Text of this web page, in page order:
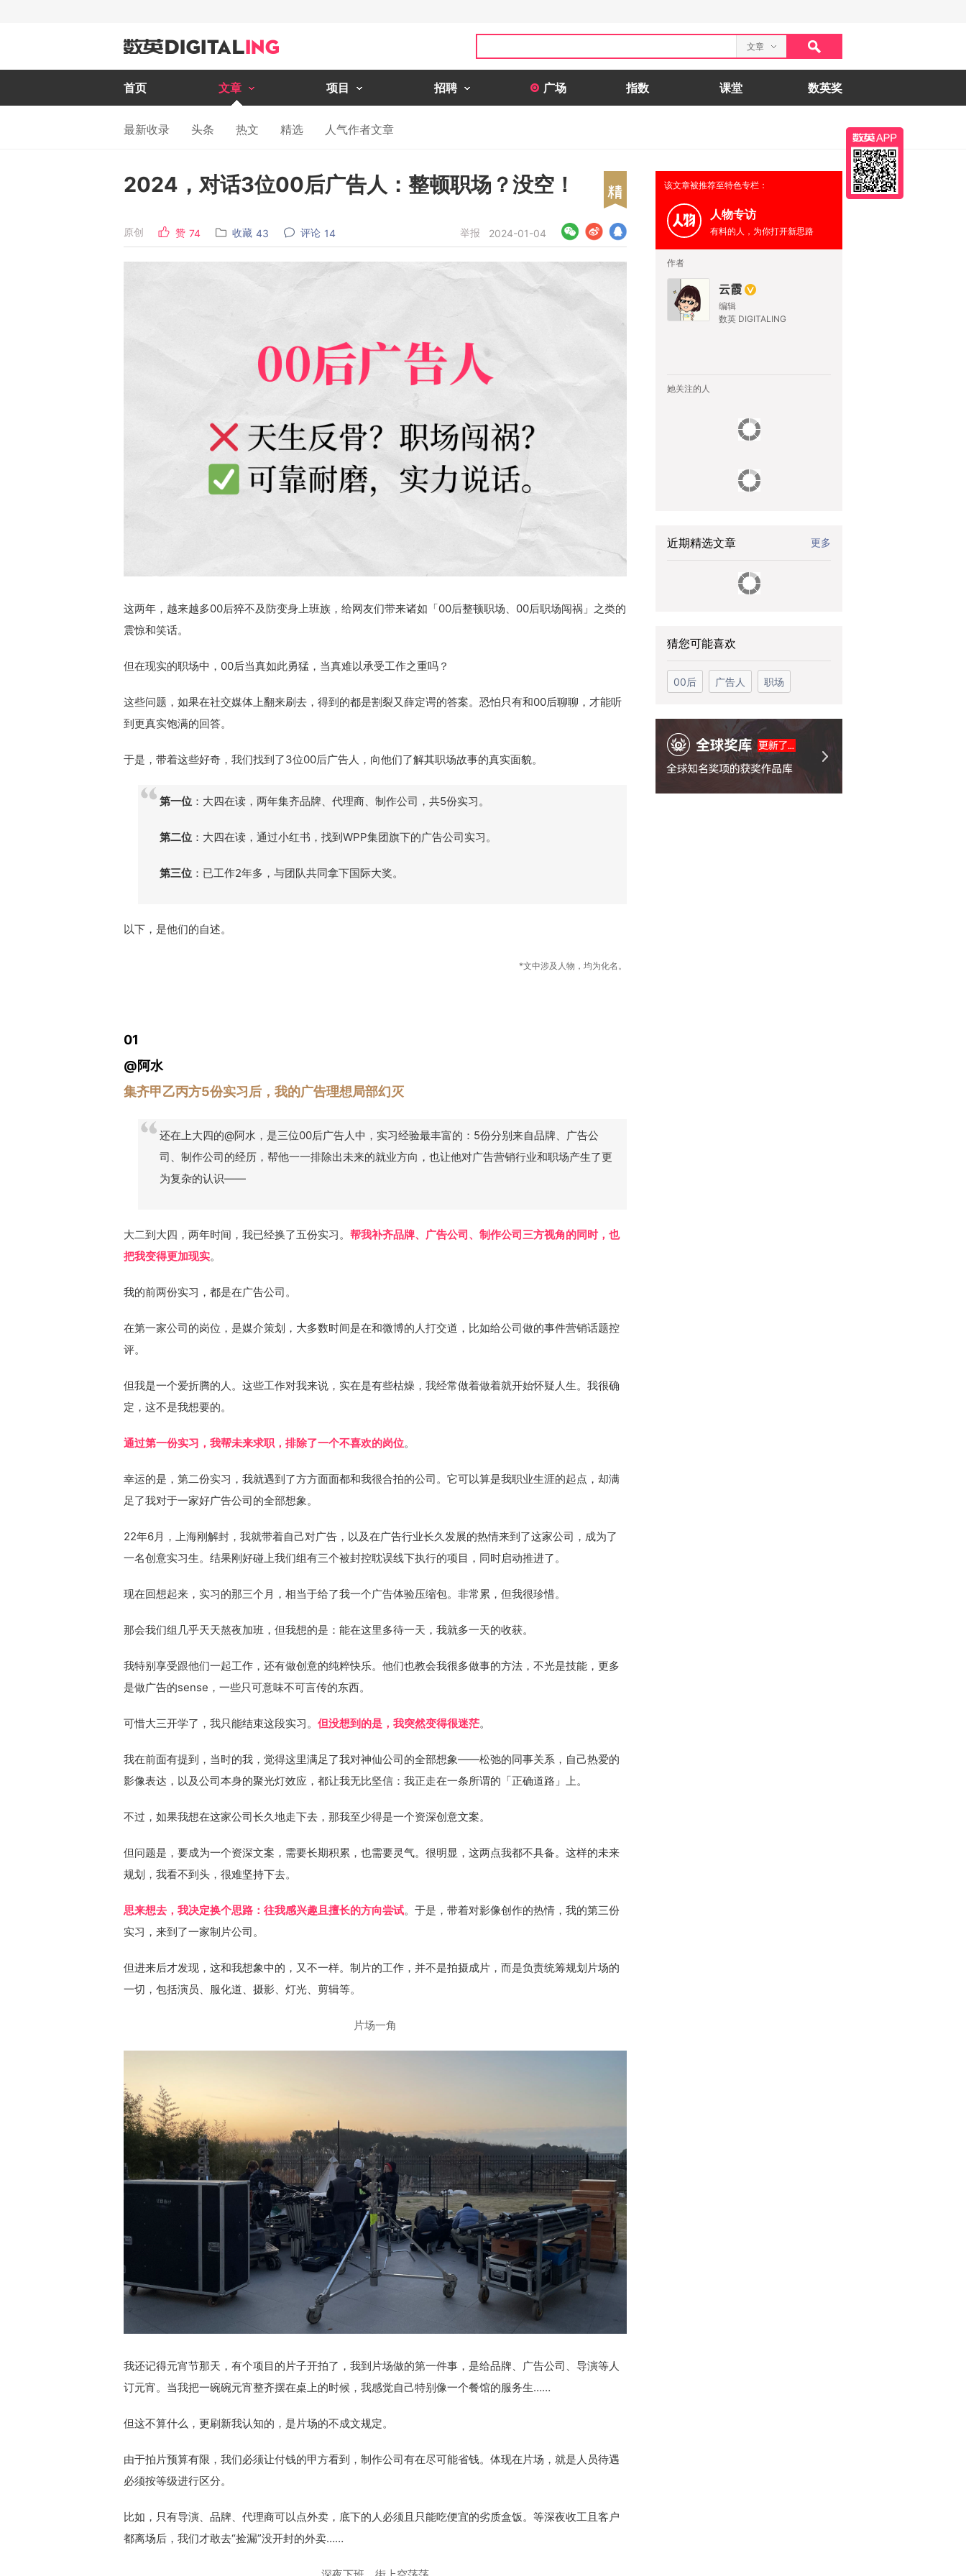
文章
首页 文章 项目 招聘 广场 指数 课堂 数英奖
最新收录 头条 热文 精选 人气作者文章
2024，对话3位00后广告人：整顿职场？没空！
原创 赞 74 收藏 43 评论 14 举报 2024-01-04
这两年，越来越多00后猝不及防变身上班族，给网友们带来诸如「00后整顿职场、00后职场闯祸」之类的
震惊和笑话。
但在现实的职场中，00后当真如此勇猛，当真难以承受工作之重吗？
这些问题，如果在社交媒体上翻来刷去，得到的都是割裂又薛定谔的答案。恐怕只有和00后聊聊，才能听
到更真实饱满的回答。
于是，带着这些好奇，我们找到了3位00后广告人，向他们了解其职场故事的真实面貌。
第一位 ：大四在读，两年集齐品牌、代理商、制作公司，共5份实习。
第二位 ：大四在读，通过小红书，找到WPP集团旗下的广告公司实习。
第三位 ：已工作2年多，与团队共同拿下国际大奖。
以下，是他们的自述。
*文中涉及人物，均为化名。
01
@阿水
集齐甲乙丙方5份实习后，我的广告理想局部幻灭
还在上大四的@阿水，是三位00后广告人中，实习经验最丰富的：5份分别来自品牌、广告公
司、制作公司的经历，帮他一一排除出未来的就业方向，也让他对广告营销行业和职场产生了更
为复杂的认识——
大二到大四，两年时间，我已经换了五份实习。 帮我补齐品牌、广告公司、制作公司三方视角的同时，也
把我变得更加现实。
我的前两份实习，都是在广告公司。
在第一家公司的岗位，是媒介策划，大多数时间是在和微博的人打交道，比如给公司做的事件营销话题控
评。
但我是一个爱折腾的人。这些工作对我来说，实在是有些枯燥，我经常做着做着就开始怀疑人生。我很确
定，这不是我想要的。
通过第一份实习，我帮未来求职，排除了一个不喜欢的岗位。
幸运的是，第二份实习，我就遇到了方方面面都和我很合拍的公司。它可以算是我职业生涯的起点，却满
足了我对于一家好广告公司的全部想象。
22年6月，上海刚解封，我就带着自己对广告，以及在广告行业长久发展的热情来到了这家公司，成为了
一名创意实习生。结果刚好碰上我们组有三个被封控耽误线下执行的项目，同时启动推进了。
现在回想起来，实习的那三个月，相当于给了我一个广告体验压缩包。非常累，但我很珍惜。
那会我们组几乎天天熬夜加班，但我想的是：能在这里多待一天，我就多一天的收获。
我特别享受跟他们一起工作，还有做创意的纯粹快乐。他们也教会我很多做事的方法，不光是技能，更多
是做广告的sense，一些只可意味不可言传的东西。
可惜大三开学了，我只能结束这段实习。 但没想到的是，我突然变得很迷茫。
我在前面有提到，当时的我，觉得这里满足了我对神仙公司的全部想象——松弛的同事关系，自己热爱的
影像表达，以及公司本身的聚光灯效应，都让我无比坚信：我正走在一条所谓的「正确道路」上。
不过，如果我想在这家公司长久地走下去，那我至少得是一个资深创意文案。
但问题是，要成为一个资深文案，需要长期积累，也需要灵气。很明显，这两点我都不具备。这样的未来
规划，我看不到头，很难坚持下去。
思来想去，我决定换个思路：往我感兴趣且擅长的方向尝试。于是，带着对影像创作的热情，我的第三份
实习，来到了一家制片公司。
但进来后才发现，这和我想象中的，又不一样。制片的工作，并不是拍摄成片，而是负责统筹规划片场的
一切，包括演员、服化道、摄影、灯光、剪辑等。
片场一角
我还记得元宵节那天，有个项目的片子开拍了，我到片场做的第一件事，是给品牌、广告公司、导演等人
订元宵。当我把一碗碗元宵整齐摆在桌上的时候，我感觉自己特别像一个餐馆的服务生……
但这不算什么，更刷新我认知的，是片场的不成文规定。
由于拍片预算有限，我们必须让付钱的甲方看到，制作公司有在尽可能省钱。体现在片场，就是人员待遇
必须按等级进行区分。
比如，只有导演、品牌、代理商可以点外卖，底下的人必须且只能吃便宜的劣质盒饭。等深夜收工且客户
都离场后，我们才敢去“捡漏”没开封的外卖……
该文章被推荐至特色专栏：
人物专访
有料的人，为你打开新思路
作者
云霞
编辑
数英 DIGITALING
她关注的人
近期精选文章 更多
猜您可能喜欢
00后 广告人 职场